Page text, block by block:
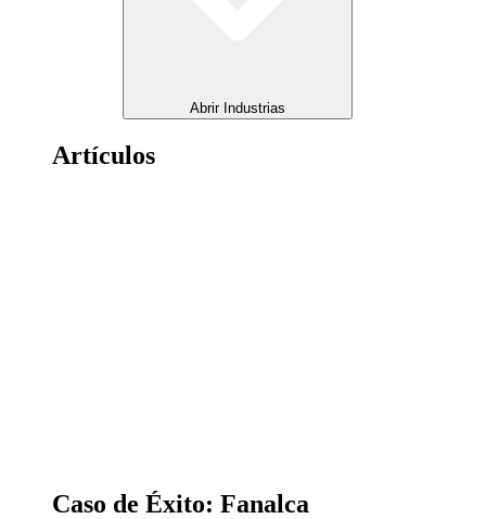
Abrir Industrias
Artículos
Caso de Éxito: Fanalca